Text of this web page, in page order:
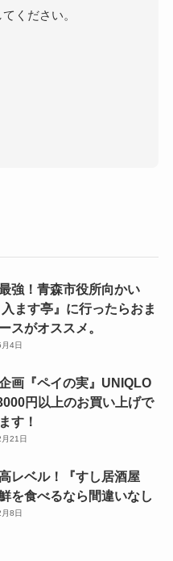
ください。
強！青森市役所向かい
入ます亭』に行ったらおま
スがオススメ。
4日
画『ペイの実』UNIQLO
円以上のお買い上げで
す！
21日
レベル！『すし居酒屋
を食べるなら間違いなし
8日